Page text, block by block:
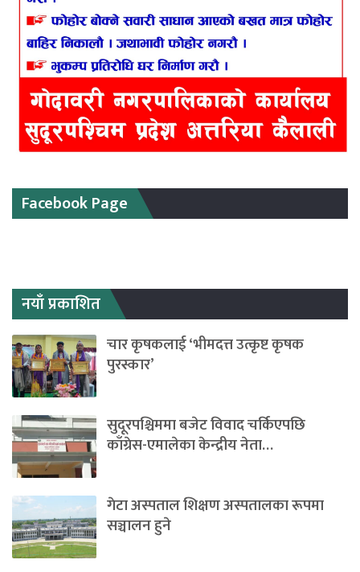
Facebook Page
नयाँ प्रकाशित
चार कृषकलाई ‘भीमदत्त उत्कृष्ट कृषक
पुरस्कार’
सुदूरपश्चिममा बजेट विवाद चर्किएपछि
काँग्रेस-एमालेका केन्द्रीय नेता…
गेटा अस्पताल शिक्षण अस्पतालका रूपमा
सञ्चालन हुने